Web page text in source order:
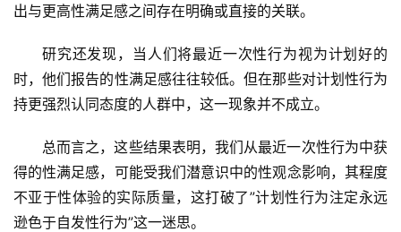
出与更高性满足感之间存在明确或直接的关联。
研究还发现，当人们将最近一次性行为视为计划好的
时，他们报告的性满足感往往较低。但在那些对计划性行为
持更强烈认同态度的人群中，这一现象并不成立。
总而言之，这些结果表明，我们从最近一次性行为中获
得的性满足感，可能受我们潜意识中的性观念影响，其程度
不亚于性体验的实际质量，这打破了”计划性行为注定永远
逊色于自发性行为”这一迷思。